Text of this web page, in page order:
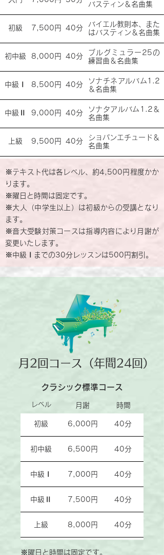
バスティン＆名曲集
初級 7,500円 40分
バイエル教則本、また
はバスティン＆名曲集
初中級 8,000円 40分
ブルグミュラー25の
練習曲＆名曲集
中級Ⅰ 8,500円 40分
ソナチネアルバム1.2
＆名曲集
中級Ⅱ 9,000円 40分
ソナタアルバム1.2＆
名曲集
上級 9,500円 40分
ショパンエチュード＆
名曲集
※テキスト代は各レベル、約4,500円程度かか
ります。
※曜日と時間は固定です。
※大人（中学生以上）は初級からの受講となり
ます。
※音大受験対策コースは指導内容により月謝が
変更いたします。
※中級Ⅰ までの30分レッスンは500円割引。
月2回コース（年間24回）
クラシック標準コース
レベル 月謝 時間
初級 6,000円 40分
初中級 6,500円 40分
中級Ⅰ 7,000円 40分
中級Ⅱ 7,500円 40分
上級 8,000円 40分
※曜日と時間は固定です。